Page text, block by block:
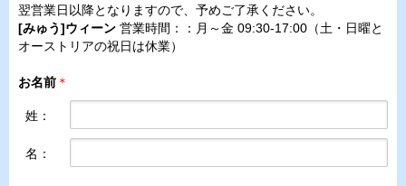
翌営業日以降となりますので、予めご了承ください。
[みゅう]ウィーン 営業時間：：月～金 09:30-17:00（土・日曜と
オーストリアの祝日は休業）
お名前 ＊
姓：
名：